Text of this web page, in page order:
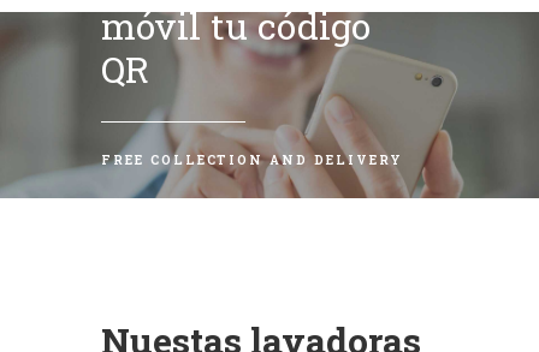
móvil tu código
QR
FREE COLLECTION AND DELIVERY
Nuestas lavadoras